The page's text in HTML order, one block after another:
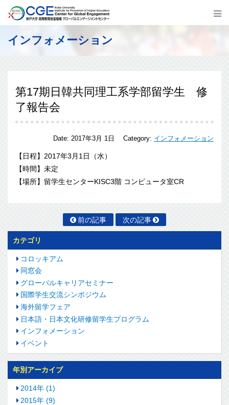
インフォメーション
第17期日韓共同理工系学部留学生 修
了報告会
Date:2017年3月 1日 Category: インフォメーション
【日程】2017年3月1日（水）
【時間】未定
【場所】留学生センターKISC3階 コンピュータ室CR
前の記事 次の記事
カテゴリ
コロッキアム
同窓会
グローバルキャリアセミナー
国際学生交流シンポジウム
海外留学フェア
日本語・日本文化研修留学生プログラム
インフォメーション
イベント
年別アーカイブ
2014年 (1)
2015年 (9)